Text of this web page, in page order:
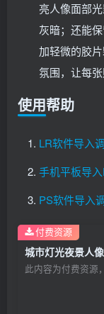
亮人像面部
灰暗；还能
加轻微的胶
氛围，让每
使用帮助
LR软件导入
手机平板导
PS软件导入
此内容为付费资源
付费资源